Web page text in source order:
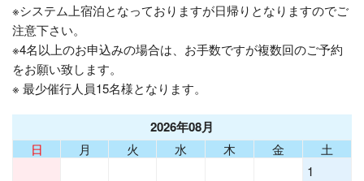
※システム上宿泊となっておりますが日帰りとなりますのでご
注意下さい。
※4名以上のお申込みの場合は、お手数ですが複数回のご予約
をお願い致します。
※ 最少催行人員15名様となります。
2026年08月
日 月 火 水 木 金
土
1